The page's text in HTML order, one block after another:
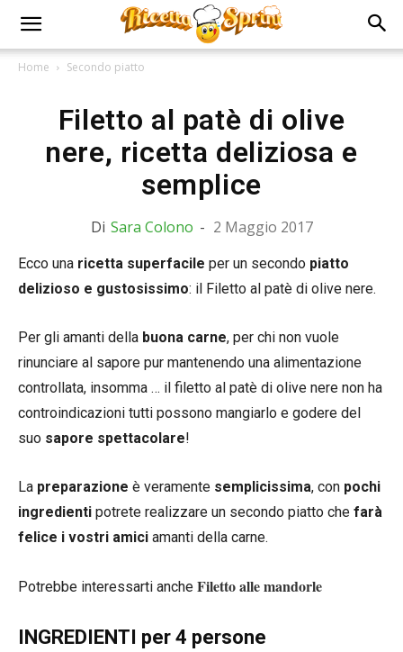
Home Secondo piatto
Filetto al patè di olive
nere, ricetta deliziosa e
semplice
Di Sara Colono - 2 Maggio 2017
Ecco una ricetta superfacile per un secondo piatto
delizioso e gustosissimo: il Filetto al patè di olive nere.
Per gli amanti della buona carne, per chi non vuole
rinunciare al sapore pur mantenendo una alimentazione
controllata, insomma … il filetto al patè di olive nere non ha
controindicazioni tutti possono mangiarlo e godere del
suo sapore spettacolare!
La preparazione è veramente semplicissima, con pochi
ingredienti potrete realizzare un secondo piatto che farà
felice i vostri amici amanti della carne.
Potrebbe interessarti anche Filetto alle mandorle
INGREDIENTI per 4 persone